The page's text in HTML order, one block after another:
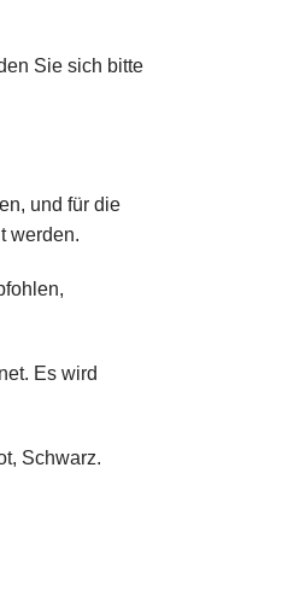
Sie sich bitte
und für die
werden.
Es wird
Schwarz.